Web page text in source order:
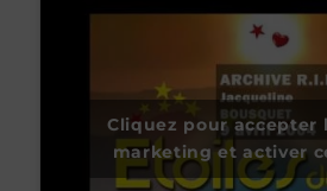
Cliquez pour accepter
marketing et activer